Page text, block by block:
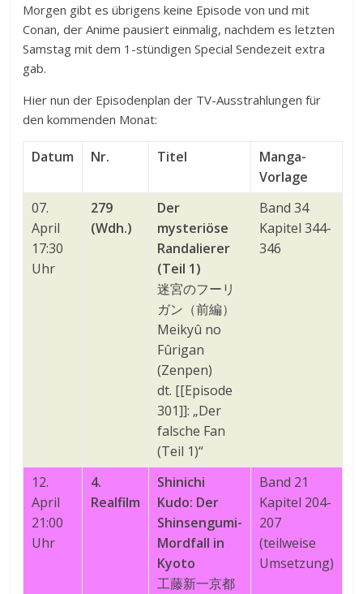
Morgen gibt es übrigens keine Episode von und mit
Conan, der Anime pausiert einmalig, nachdem es letzten
Samstag mit dem 1-stündigen Special Sendezeit extra
gab.
Hier nun der Episodenplan der TV-Ausstrahlungen für
den kommenden Monat:
Datum Nr. Titel
Manga-
Vorlage
07.
April
17:30
Uhr
279
(Wdh.)
Der
mysteriöse
Randalierer
(Teil 1)
迷宮のフーリ
ガン（前編）
Meikyû no
Fûrigan
(Zenpen)
dt. [[Episode
301]]: „Der
falsche Fan
(Teil 1)“
Band 34
Kapitel 344-
346
12.
April
21:00
Uhr
4.
Realfilm
Shinichi
Kudo: Der
Shinsengumi-
Mordfall in
Kyoto
工藤新一京都
Band 21
Kapitel 204-
207
(teilweise
Umsetzung)